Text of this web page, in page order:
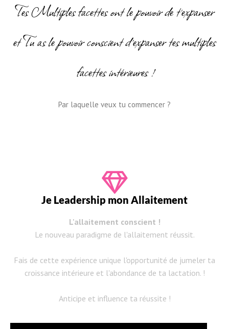
Tes Multiples facettes ont le pouvoir de t'expanser
et Tu as le pouvoir conscient d'expanser tes multiples
facettes intérieures !
Par laquelle veux tu commencer ?
Je Leadership mon Allaitement
L'allaitement conscient !
Le nouveau paradigme de l'allaitement réussit.
Fais de cette expérience unique l'opportunité de jumeler ta
croissance intérieure et l'abondance de ta lactation. !
Anticipe et influence ta réussite !